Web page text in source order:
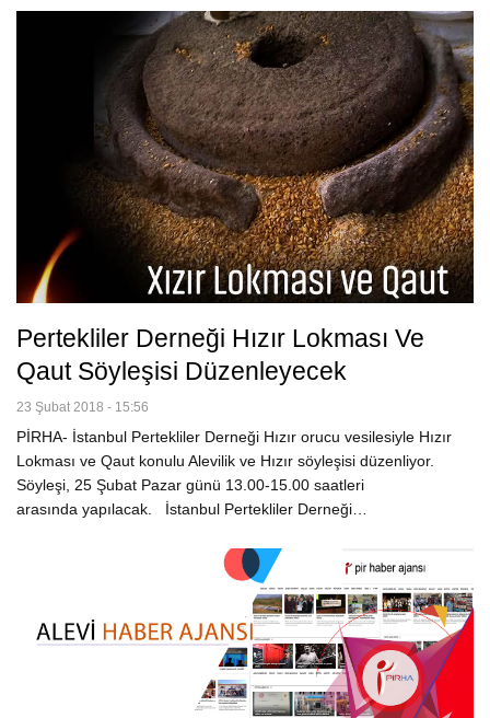
Pertekliler Derneği Hızır Lokması Ve
Qaut Söyleşisi Düzenleyecek
23 Şubat 2018 - 15:56
PİRHA- İstanbul Pertekliler Derneği Hızır orucu vesilesiyle Hızır
Lokması ve Qaut konulu Alevilik ve Hızır söyleşisi düzenliyor.
Söyleşi, 25 Şubat Pazar günü 13.00-15.00 saatleri
arasında yapılacak. İstanbul Pertekliler Derneği…